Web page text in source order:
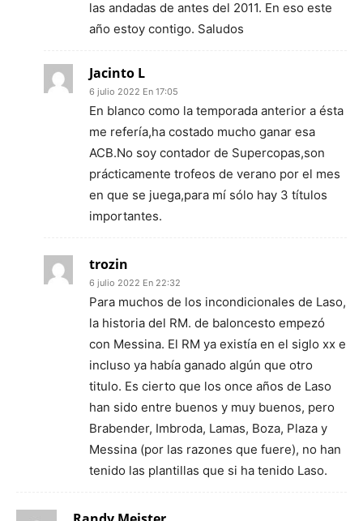
las andadas de antes del 2011. En eso este
año estoy contigo. Saludos
Jacinto L
6 julio 2022 En 17:05
En blanco como la temporada anterior a ésta
me refería,ha costado mucho ganar esa
ACB.No soy contador de Supercopas,son
prácticamente trofeos de verano por el mes
en que se juega,para mí sólo hay 3 títulos
importantes.
trozin
6 julio 2022 En 22:32
Para muchos de los incondicionales de Laso,
la historia del RM. de baloncesto empezó
con Messina. El RM ya existía en el siglo xx e
incluso ya había ganado algún que otro
titulo. Es cierto que los once años de Laso
han sido entre buenos y muy buenos, pero
Brabender, Imbroda, Lamas, Boza, Plaza y
Messina (por las razones que fuere), no han
tenido las plantillas que si ha tenido Laso.